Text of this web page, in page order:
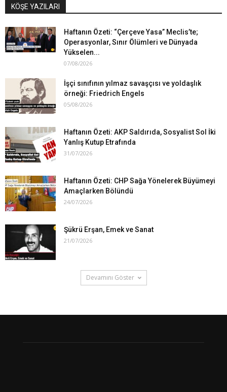
KÖŞE YAZILARI
Haftanın Özeti: “Çerçeve Yasa” Meclis’te;
Operasyonlar, Sınır Ölümleri ve Dünyada
Yükselen...
07/08/2026
İşçi sınıfının yılmaz savaşçısı ve yoldaşlık
örneği: Friedrich Engels
05/08/2026
Haftanın Özeti: AKP Saldırıda, Sosyalist Sol İki
Yanlış Kutup Etrafında
31/07/2026
Haftanın Özeti: CHP Sağa Yönelerek Büyümeyi
Amaçlarken Bölündü
24/07/2026
Şükrü Erşan, Emek ve Sanat
21/07/2026
Devamını Göster